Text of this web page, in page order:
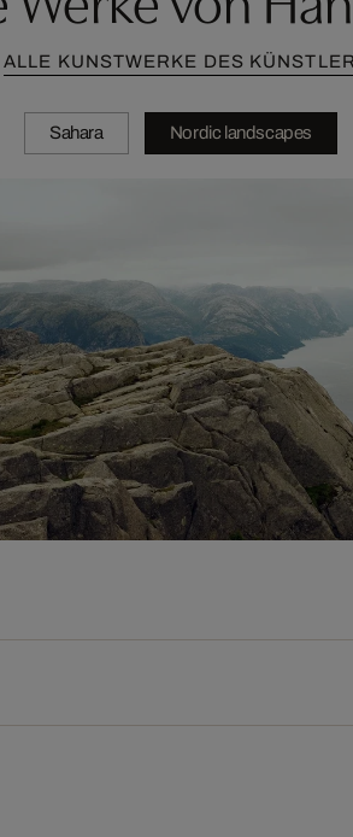
ALLE KUNSTWERKE DES
Sahara Nordic landscapes